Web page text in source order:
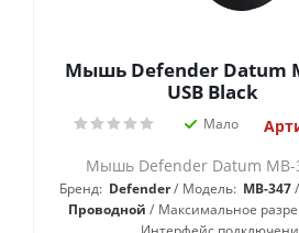
Мышь Defender Datum
USB Black
Мало
Мышь Defender Datum MB-
Бренд: Defender Модель: MB-347
Проводной
Максимальное